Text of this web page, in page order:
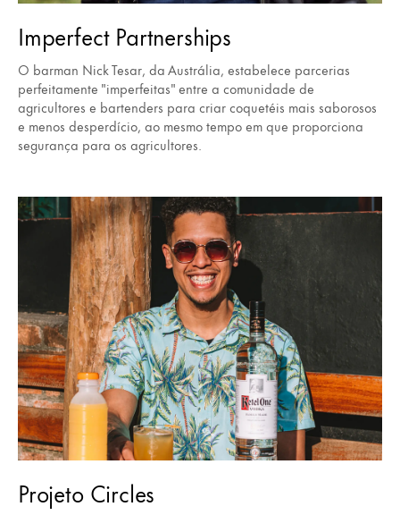
Imperfect Partnerships
O barman Nick Tesar, da Austrália, estabelece parcerias
perfeitamente "imperfeitas" entre a comunidade de
agricultores e bartenders para criar coquetéis mais saborosos
e menos desperdício, ao mesmo tempo em que proporciona
segurança para os agricultores.
Projeto Circles